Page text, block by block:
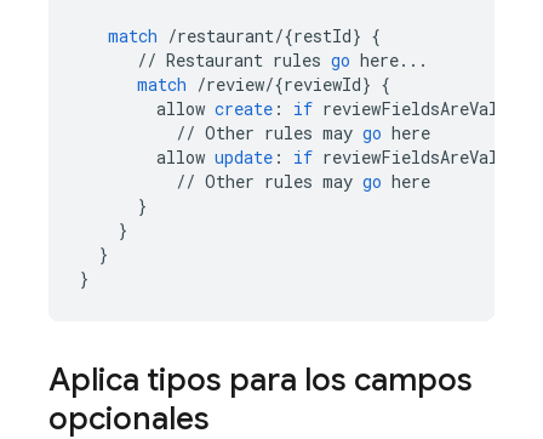
match /restaurant/{restId} {
// Restaurant rules go here...
match /review/{reviewId} {
allow create : if
// Other rules may go here
allow update : if
// Other rules may go here
}
}
}
}
Aplica tipos para los campos
opcionales